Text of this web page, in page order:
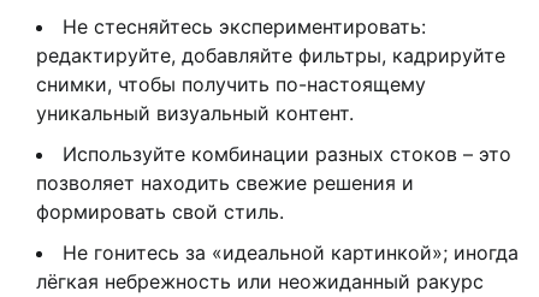
Не стесняйтесь экспериментировать:
редактируйте, добавляйте фильтры, кадрируйте
снимки, чтобы получить по-настоящему
уникальный визуальный контент.
Используйте комбинации разных стоков – это
позволяет находить свежие решения и
формировать свой стиль.
Не гонитесь за «идеальной картинкой»; иногда
лёгкая небрежность или неожиданный ракурс